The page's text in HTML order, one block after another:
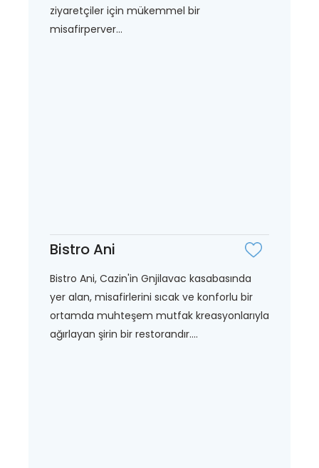
ziyaretçiler için mükemmel bir
misafirperver...
Bistro Ani
Bistro Ani, Cazin'in Gnjilavac kasabasında
yer alan, misafirlerini sıcak ve konforlu bir
ortamda muhteşem mutfak kreasyonlarıyla
ağırlayan şirin bir restorandır....